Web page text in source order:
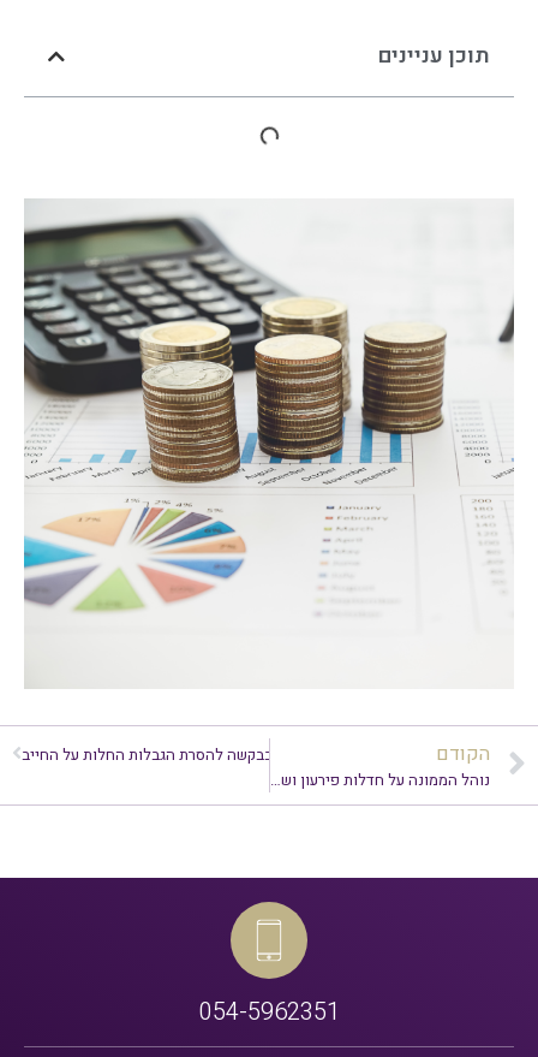
תוכן עניינים
הקודם
נוהל הממונה על חדלות פירעון ושיקום כלכלי – אמות מידה לחישוב התשלום החודשי
נוהל הממונה טיפול בבקשה להסרת הגבלות החלות על החייב
054-5962351